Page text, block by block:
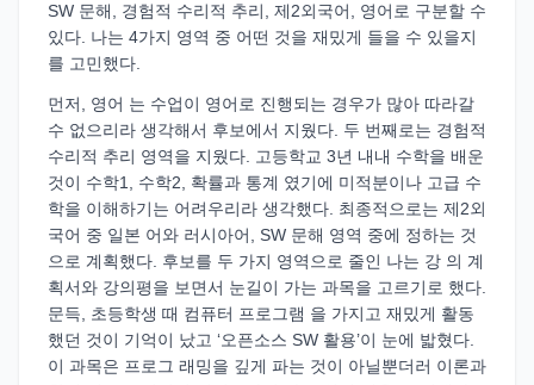
SW 문해, 경험적 수리적 추리, 제2외국어, 영어로 구분할 수
있다. 나는 4가지 영역 중 어떤 것을 재밌게 들을 수 있을지
를 고민했다.
먼저, 영어 는 수업이 영어로 진행되는 경우가 많아 따라갈
수 없으리라 생각해서 후보에서 지웠다. 두 번째로는 경험적
수리적 추리 영역을 지웠다. 고등학교 3년 내내 수학을 배운
것이 수학1, 수학2, 확률과 통계 였기에 미적분이나 고급 수
학을 이해하기는 어려우리라 생각했다. 최종적으로는 제2외
국어 중 일본 어와 러시아어, SW 문해 영역 중에 정하는 것
으로 계획했다. 후보를 두 가지 영역으로 줄인 나는 강 의 계
획서와 강의평을 보면서 눈길이 가는 과목을 고르기로 했다.
문득, 초등학생 때 컴퓨터 프로그램 을 가지고 재밌게 활동
했던 것이 기억이 났고 ‘오픈소스 SW 활용’이 눈에 밟혔다.
이 과목은 프로그 래밍을 깊게 파는 것이 아닐뿐더러 이론과